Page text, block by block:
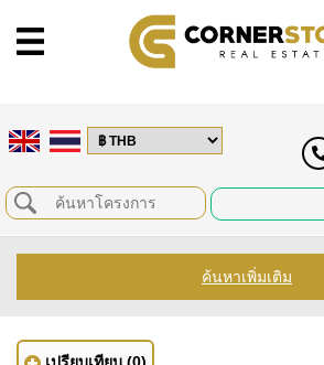
ค้นหาเพิ่มเติม